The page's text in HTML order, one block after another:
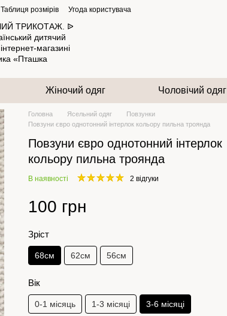
Таблиця розмірів Угода користувача
Жіночий одяг Чоловічий одяг
Головна Ясельний одяг
Повзунки
Повзуни євро однотонний інтерлок кольору пильна троянда
Повзуни євро однотонний інтерлок
кольору пильна троянда
В наявності 2 відгуки
100 грн
Зріст
68см 62см 56см
Вік
0-1 місяць 1-3 місяці 3-6 місяці